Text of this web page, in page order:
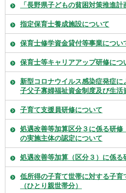
「長野県子どもの貧困対策推進
指定保育士養成施設について
保育士修学資金貸付等事業につい
保育士等キャリアアップ研修につ
新型コロナウイルス感染症発症
子父子寡婦福祉資金制度及び生活
子育て支援員研修について
処遇改善等加算区分３に係る研修
の実施主体の認定について
処遇改善等加算（区分３）に係る
低所得の子育て世帯に対する子
（ひとり親世帯分）